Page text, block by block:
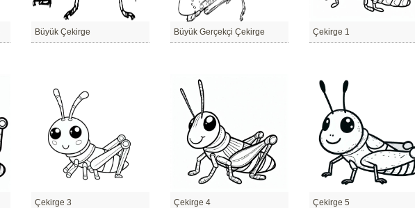
Büyük Çekirge Büyük Gerçekçi Çekirge Çekirge 1
Çekirge 3 Çekirge 4 Çekirge 5